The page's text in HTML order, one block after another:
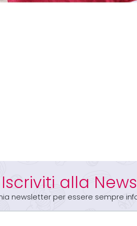
Iscriviti alla
newsletter per essere sempre